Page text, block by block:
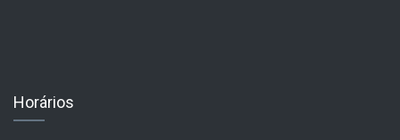
Horários